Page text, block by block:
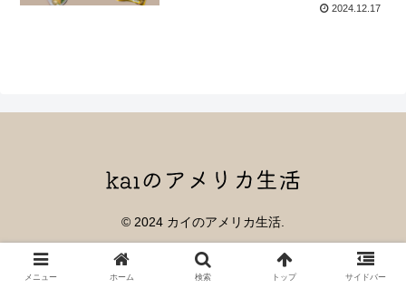
2024.12.17
© 2024 カイのアメリカ生活.
メニュー ホーム 検索 トップ サイドバー